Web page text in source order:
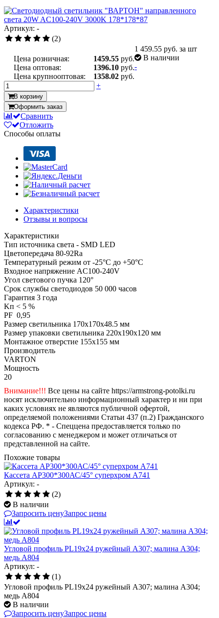
Артикул: -
(2)
Цена розничная: 1459.55 руб.
Цена оптовая:
1396.10 руб.
Цена крупнооптовая:
1358.02 руб.
1 459.55 руб. за шт
В наличии
-
+
В корзину
Оформить заказ
Сравнить
Отложить
Способы оплаты
Характеристики
Отзывы и вопросы
Характеристики
Тип источника света - SMD LED
Цветопередача 80-92Ra
Температурный режим от -25°С до +50°С
Входное напряжение AC100-240V
Угол светового пучка 120°
Срок службы светодиодов 50 000 часов
Гарантия 3 года
Kп < 5 %
PF 0,95
Размер светильника 170х170х48.5 мм
Размер упаковки светильника 220х190х120 мм
Монтажное отверстие 155х155 мм
Производитель
VARTON
Мощность
20
Внимание!!! Все цены на сайте https://armstrong-potolki.ru
носят исключительно информационный характер и ни при
каких условиях не являются публичной офертой,
определяемой положениями Статьи 437 (п.2) Гражданского
кодекса РФ. * - Спеццена предоставляется только по
согласованию с менеджером и может отличаться от
представленной на сайте.
Похожие товары
Кассета AP300*300АС/45° суперхром А741
Артикул: -
(2)
В наличии
Запросить ценуЗапрос цены
Угловой профиль PL19x24 ружейный А307; малина А304;
медь А804
Артикул: -
(1)
Угловой профиль PL19x24 ружейный А307; малина А304;
медь А804
В наличии
Запросить ценуЗапрос цены